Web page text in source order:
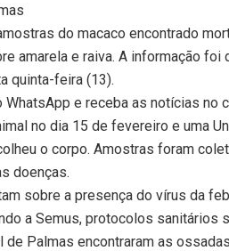
do macaco encontrado
amarela e raiva. A informação foi
quinta-feira (13).
e receba as notícias no
no dia 15 de fevereiro e uma
o corpo. Amostras foram
doenças.
sobre a presença do vírus da
a Semus, protocolos sanitários
de Palmas encontraram as